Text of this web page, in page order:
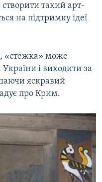
такий арт-
на підтримку ідеї
«стежка» може
України і виходити за
яскравий
про Крим.